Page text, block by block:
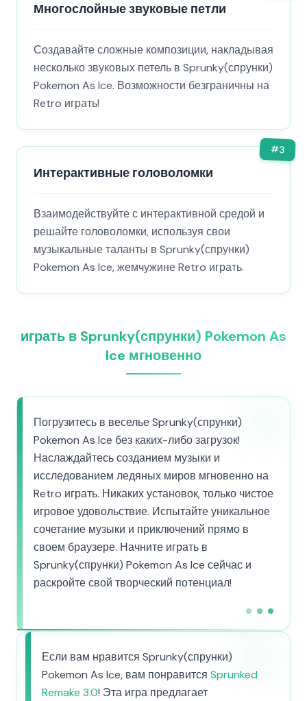
Многослойные звуковые петли
Создавайте сложные композиции, накладывая
несколько звуковых петель в Sprunky(спрунки)
Pokemon As Ice. Возможности безграничны на
Retro играть!
#3
Интерактивные головоломки
Взаимодействуйте с интерактивной средой и
решайте головоломки, используя свои
музыкальные таланты в Sprunky(спрунки)
Pokemon As Ice, жемчужине Retro играть.
играть в Sprunky(спрунки) Pokemon As
Ice мгновенно
Погрузитесь в веселье Sprunky(спрунки)
Pokemon As Ice без каких-либо загрузок!
Наслаждайтесь созданием музыки и
исследованием ледяных миров мгновенно на
Retro играть. Никаких установок, только чистое
игровое удовольствие. Испытайте уникальное
сочетание музыки и приключений прямо в
своем браузере. Начните играть в
Sprunky(спрунки) Pokemon As Ice сейчас и
раскройте свой творческий потенциал!
Если вам нравится Sprunky(спрунки)
Pokemon As Ice, вам понравится Sprunked
Remake 3.0! Эта игра предлагает